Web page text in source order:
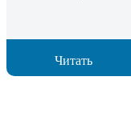
Читать